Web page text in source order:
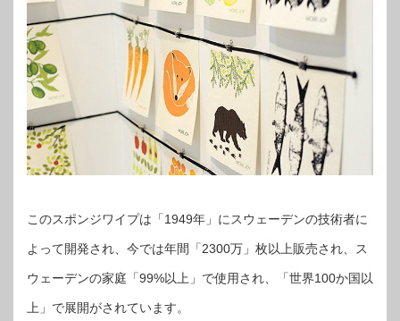
このスポンジワイプは「1949年」にスウェーデンの技術者に
よって開発され、今では年間「2300万」枚以上販売され、ス
ウェーデンの家庭「99%以上」で使用され、「世界100か国以
上」で展開がされています。